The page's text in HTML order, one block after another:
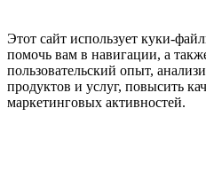
Этот сайт использует куки-
помочь вам в навигации, а
пользовательский опыт,
продуктов и услуг, повысить
маркетинговых активностей.